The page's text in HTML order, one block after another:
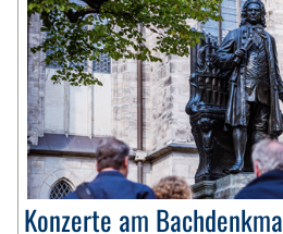
Konzerte am